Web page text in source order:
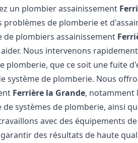
un plombier assainissement
problèmes de plomberie et
de plombiers assainissement
Nous intervenons
plomberie, que ce soit une fuite
système de plomberie. Nous
Ferrière la Grande, notamment
de systèmes de plomberie, ainsi
avec des équipements
des résultats de haute